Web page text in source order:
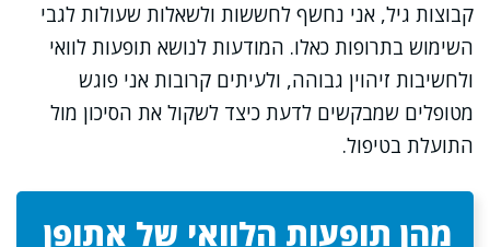
קבוצות גיל, אני נחשף לחששות ולשאלות שעולות לגבי
השימוש בתרופות כאלו. המודעות לנושא תופעות לוואי
ולחשיבות זיהוין גבוהה, ולעיתים קרובות אני פוגש
מטופלים שמבקשים לדעת כיצד לשקול את הסיכון מול
התועלת בטיפול.
מהן תופעות הלוואי של אתופן